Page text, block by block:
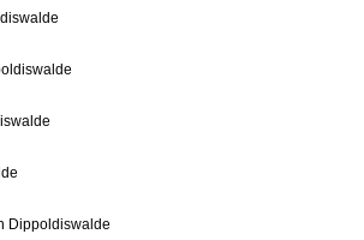
Dippoldiswalde